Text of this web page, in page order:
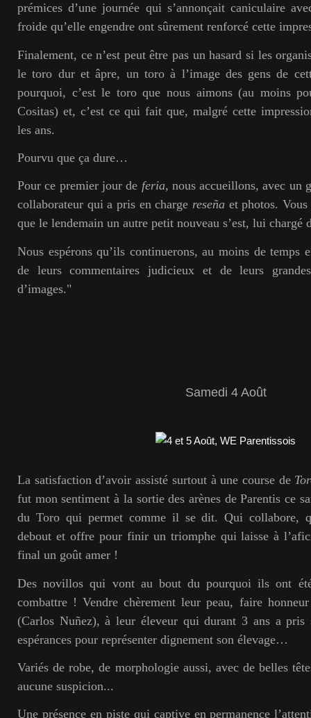
prémices d’une journée qui s’annonçait caniculaire
froide qu’elle engendre ont sûrement renforcé cette
Finalement, ce n’est peut être pas un hasard si les
le toro dur et âpre, un toro à l’image des gens de
pourquoi, c’est le toro que nous aimons (au moins
Cositas) et, c’est ce qui fait que, malgré cette
les ans.
Pourvu que ça dure…
Pour ce premier jour de feria, nous accueillons, avec un
collaborateur qui a pris en charge reseñaet photos.
que le lendemain un autre petit nouveau s’est, lui chargé
Nous espérons qu’ils continuerons, au moins de temps
de leurs commentaires judicieux et de leurs
d’images."
Samedi 4 Août
La satisfaction d’avoir assisté surtout à une course de
fut mon sentiment à la sortie des arènes de Parentis ce
du Toro qui permet comme il se dit. Qui collabore,
debout et offre pour finir un triomphe qui laisse à
final un goût amer !
Des novillos qui vont au bout du pourquoi ils ont
combattre ! Vendre chèrement leur peau, faire
(Carlos Nuñez), à leur éleveur qui durant 3 ans a pris
espérances pour représenter dignement son élevage…
Variés de robe, de morphologie aussi, avec de belles
aucune suspicion...
Une présence en piste qui captive en permanence